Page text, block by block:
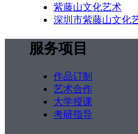
紫藤山文化艺术
深圳市紫藤山文化
服务项目
作品订制
艺术合作
大学授课
考研指导